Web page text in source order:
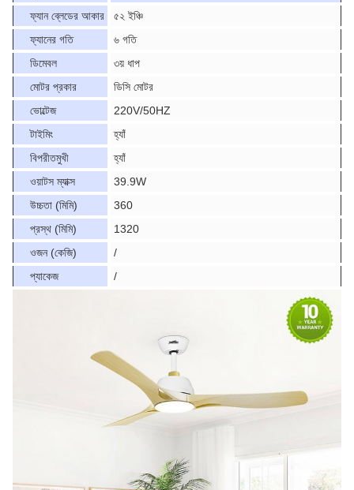
ফ্যান ব্লেডের আকার
৫২ ইঞ্চি
ফ্যানের গতি
৬ গতি
ডিমেবল
৩য় ধাপ
মোটর প্রকার
ডিসি মোটর
ভোল্টেজ
220V/50HZ
টাইমিং
হ্যাঁ
বিপরীতমুখী
হ্যাঁ
ওয়াটস ম্যাক্স
39.9W
উচ্চতা (মিমি)
360
প্রস্থ (মিমি)
1320
ওজন (কেজি)
/
প্যাকেজ
/